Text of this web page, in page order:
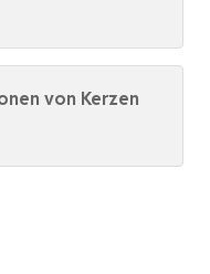
von Kerzen